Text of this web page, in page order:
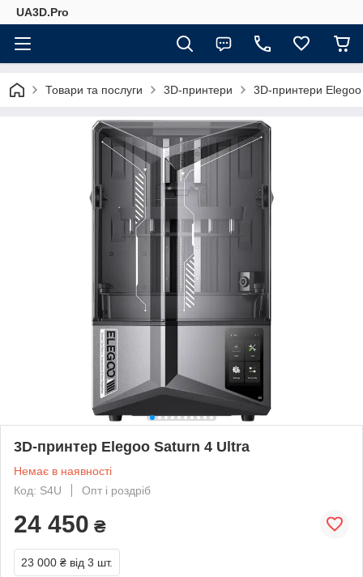
UA3D.Pro
Товари та послуги 3D-принтери 3D-принтери Elegoo
3D-принтер Elegoo Saturn 4 Ultra
Немає в наявності
Код: S4U
Опт і роздріб
24 450 ₴
23 000 ₴ від 3 шт.